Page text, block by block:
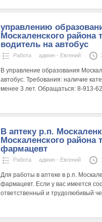
управлению
Москаленского района
водитель на автобус
Работа админ - Евгений
В управление образования
автобус. Требования: наличие
менее 3 лет. Обращаться: 8-913-
В аптеку р.п.
Москаленского района
фармацевт
Работа админ - Евгений
Для работы в аптеке в р.п.
фармацевт. Если у вас имеется
ответственный и трудолюбивый